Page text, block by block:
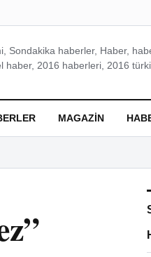
haberler, Haber,
2016 haberleri, 2016
MAGAZIN